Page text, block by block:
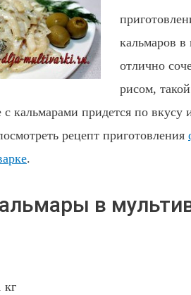
кальмаров
отлично
рисом,
с кальмарами придется по вкусу
рецепт приготовления
.
в
кг